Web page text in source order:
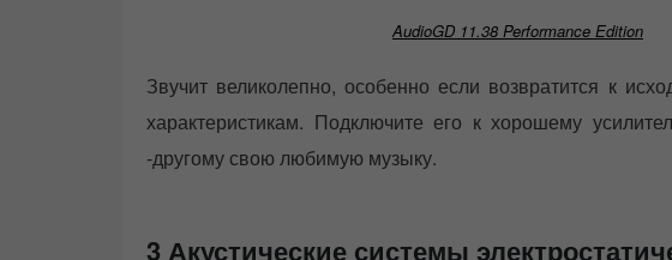
AudioGD 11.38 Performance Edition
Звучит великолепно, особенно если возвратится к
характеристикам. Подключите его к хорошему
-другому свою любимую музыку.
3 Акустические системы